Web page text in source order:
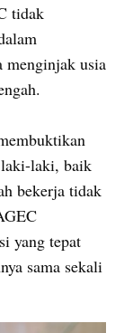
tidak
menginjak usia
laki-laki, baik
bekerja tidak
yang tepat
sama sekali